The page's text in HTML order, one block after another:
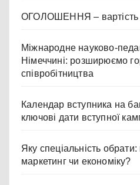
ОГОЛОШЕННЯ – вартість
Міжнародне науково-
Німеччині: розширюємо
співробітництва
Календар вступника на
ключові дати вступної
Яку спеціальність
маркетинг чи економіку?